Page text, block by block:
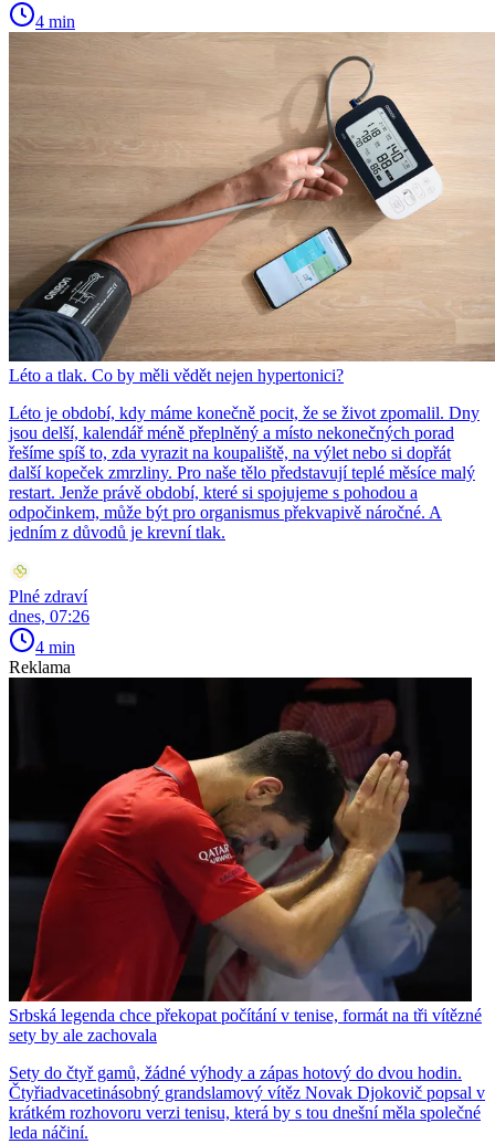
4 min
Léto a tlak. Co by měli vědět nejen hypertonici?
Léto je období, kdy máme konečně pocit, že se život zpomalil. Dny
jsou delší, kalendář méně přeplněný a místo nekonečných porad
řešíme spíš to, zda vyrazit na koupaliště, na výlet nebo si dopřát
další kopeček zmrzliny. Pro naše tělo představují teplé měsíce malý
restart. Jenže právě období, které si spojujeme s pohodou a
odpočinkem, může být pro organismus překvapivě náročné. A
jedním z důvodů je krevní tlak.
Plné zdraví
dnes, 07:26
4 min
Reklama
Srbská legenda chce překopat počítání v tenise, formát na tři vítězné
sety by ale zachovala
Sety do čtyř gamů, žádné výhody a zápas hotový do dvou hodin.
Čtyřiadvacetinásobný grandslamový vítěz Novak Djokovič popsal v
krátkém rozhovoru verzi tenisu, která by s tou dnešní měla společné
leda náčiní.